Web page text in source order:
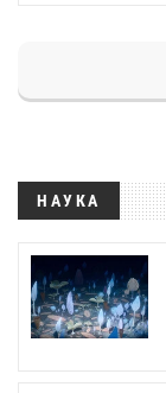
НАУКА